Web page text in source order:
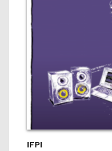
IFPI